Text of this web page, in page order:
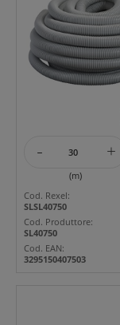
- +
(m)
Cod. Rexel:
SLSL40750
Cod. Produttore:
SL40750
Cod. EAN:
3295150407503